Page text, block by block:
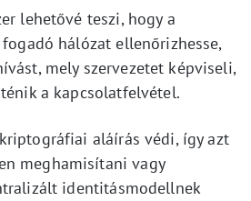
lehetővé teszi, hogy a
hálózat ellenőrizhesse,
mely szervezetet képviseli,
a kapcsolatfelvétel.
aláírás védi, így azt
meghamisítani vagy
identitásmodellnek